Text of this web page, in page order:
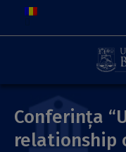
Conferința
relationship